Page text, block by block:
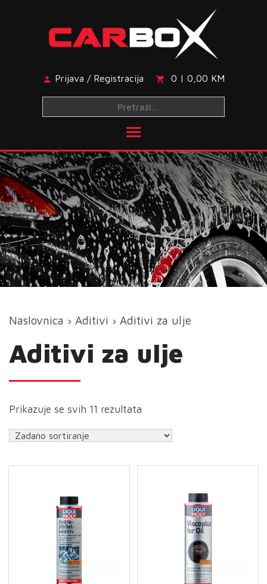
Prijava / Registracija 0 | 0,00 KM
Naslovnica › Aditivi › Aditivi za ulje
Aditivi za ulje
Prikazuje se svih 11 rezultata